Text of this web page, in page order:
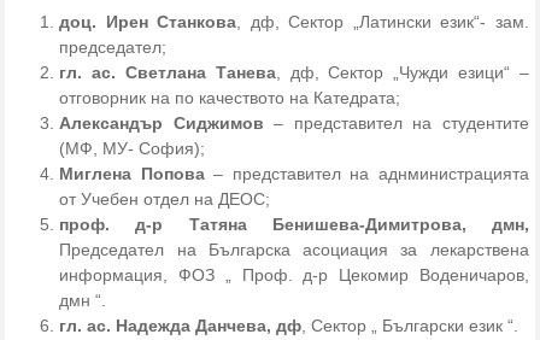
доц. Ирен Станкова, дф, Сектор „Латински език“- зам.
председател;
гл. ас. Светлана Танева, дф, Сектор „Чужди езици“ –
отговорник на по качеството на Катедрата;
Александър Сиджимов – представител на студентите
(МФ, МУ- София);
Миглена Попова– представител на аднминистрацията
от Учебен отдел на ДЕОС;
проф. д-р Татяна Бенишева-Димитрова, дмн,
Председател на Българска асоциация за лекарствена
информация, ФОЗ „ Проф. д-р Цекомир Воденичаров,
дмн “.
гл. ас. Надежда Данчева, дф, Сектор „ Български език “.